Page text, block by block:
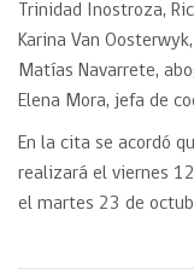
Trinidad Inostroza,
Karina Van
Matías Navarrete,
Elena Mora, jefa de
En la cita se acordó
realizará el viernes
el martes 23 de